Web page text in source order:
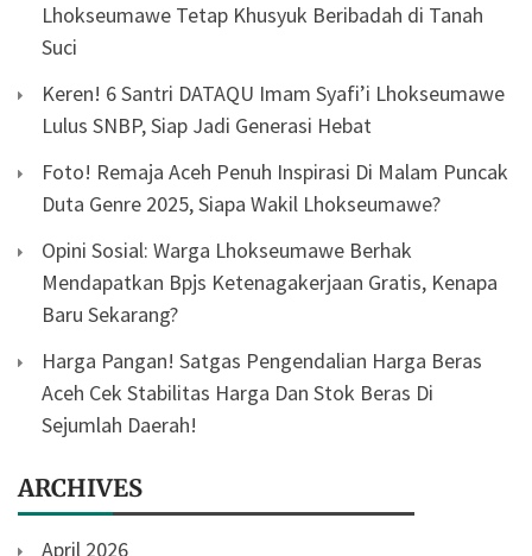
Lhokseumawe Tetap Khusyuk Beribadah di Tanah
Suci
Keren! 6 Santri DATAQU Imam Syafi’i Lhokseumawe
Lulus SNBP, Siap Jadi Generasi Hebat
Foto! Remaja Aceh Penuh Inspirasi Di Malam Puncak
Duta Genre 2025, Siapa Wakil Lhokseumawe?
Opini Sosial: Warga Lhokseumawe Berhak
Mendapatkan Bpjs Ketenagakerjaan Gratis, Kenapa
Baru Sekarang?
Harga Pangan! Satgas Pengendalian Harga Beras
Aceh Cek Stabilitas Harga Dan Stok Beras Di
Sejumlah Daerah!
ARCHIVES
April 2026